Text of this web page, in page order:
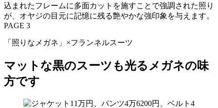
込まれたフレームに多面カットを施すことで強調された照り
が、オヤジの目元に記憶に残る艶やかな強印象を与えます。
PAGE 3
「照りなメガネ」×フランネルスーツ
マットな黒のスーツも光るメガネの味
方です